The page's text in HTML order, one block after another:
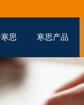
思 寒思产品